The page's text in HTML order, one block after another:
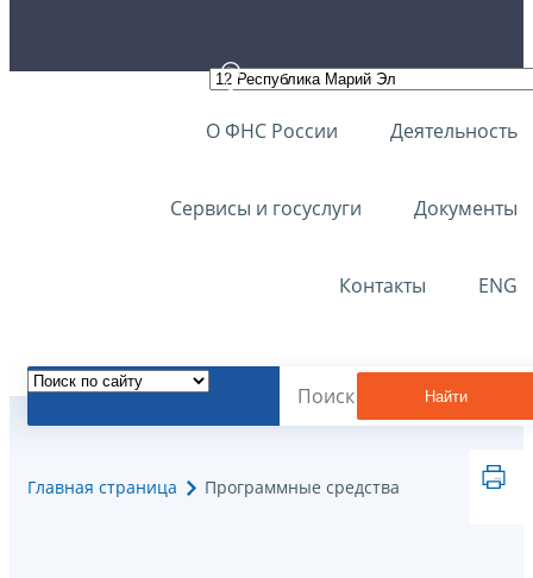
О ФНС России Деятельность
Сервисы и госуслуги Документы
Контакты ENG
Найти
Главная страница Программные средства